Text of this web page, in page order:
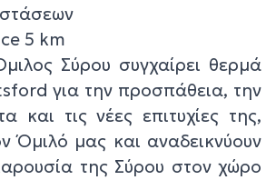
5 km
Σύρου συγχαίρει θερμά
για την προσπάθεια, την
και τις νέες επιτυχίες της,
Όμιλό μας και αναδεικνύουν
της Σύρου στον χώρο